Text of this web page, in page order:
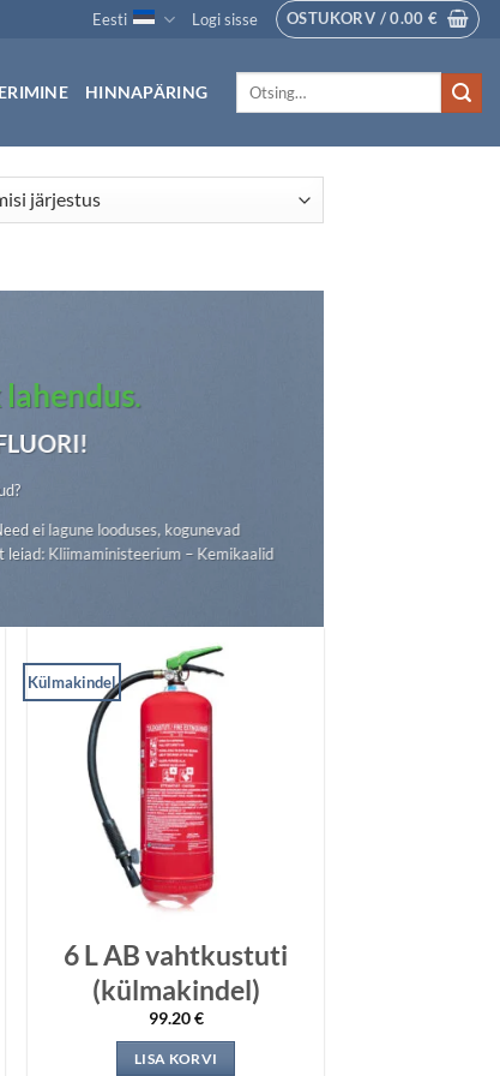
Eesti Logi sisse OSTUKORV /0.00€
HINNAPÄRING Otsi:
.
ei lagune looduses, kogunevad
Kliimaministeerium – Kemikaalid
Külmakindel
6 L AB vahtkustuti
(külmakindel)
99.20€
LISA KORVI